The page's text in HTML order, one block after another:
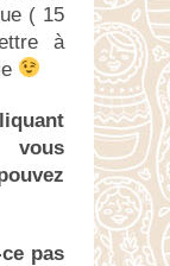
( 15
à
vous
pas